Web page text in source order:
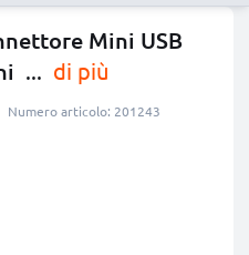
Mini USB
... di più
Numero articolo: 201243